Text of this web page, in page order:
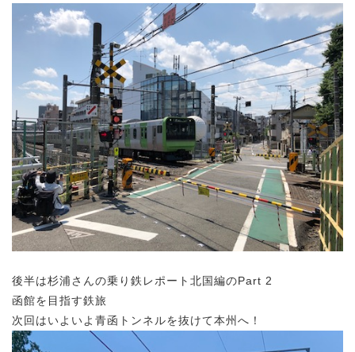
後半は杉浦さんの乗り鉄レポート北国編のPart 2
函館を目指す鉄旅
次回はいよいよ青函トンネルを抜けて本州へ！